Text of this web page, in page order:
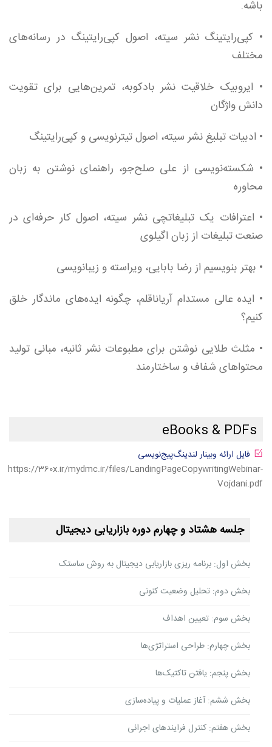
باشه.
• کپی‌رایتینگ نشر سیته، اصول کپی‌رایتینگ در رسانه‌های
مختلف
• ایروبیک خلاقیت نشر بادکوبه، تمرین‌هایی برای تقویت
دانش واژگان
• ادبیات تبلیغ نشر سیته، اصول تیترنویسی و کپی‌رایتینگ
• شکسته‌نویسی از علی صلح‌‌جو، راهنمای نوشتن به زبان
محاوره
• اعترافات یک تبلیغاتچی نشر سیته، اصول کار حرفه‌ای در
صنعت تبلیغات از زبان اگیلوی
• بهتر بنویسیم از رضا بابایی، ویراسته و زیبانویسی
• ایده عالی مستدام آریاناقلم، چگونه ایده‌های ماندگار خلق
کنیم؟
• مثلث طلایی نوشتن برای مطبوعات نشر ثانیه، مبانی تولید
محتواهای شفاف و ساختارمند
eBooks & PDFs
فایل ارائه وبینار لندینگ‌پیج‌نویسی
https://360x.ir/mydmc.ir/files/LandingPageCopywritingWebinar-
Vojdani.pdf
جلسه هشتاد و چهارم دوره بازاریابی دیجیتال
بخش اول: برنامه ریزی بازاریابی دیجیتال به روش ساستک
بخش دوم: تحلیل وضعیت کنونی
بخش سوم: تعیین اهداف
بخش چهارم: طراحی استراتژی‌ها
بخش پنجم: یافتن تاکتیک‌ها
بخش ششم: آغاز عملیات و پیاده‌سازی
بخش هفتم: کنترل فرایندهای اجرائی